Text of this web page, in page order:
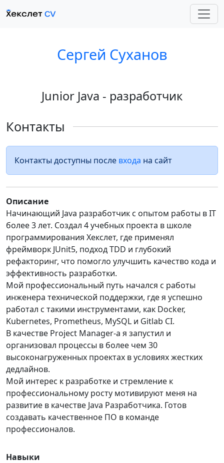
Сергей Суханов
Junior Java - разработчик
Контакты
Контакты доступны после входа на сайт
Описание
Начинающий Java разработчик с опытом работы в IT
более 3 лет. Создал 4 учебных проекта в школе
программирования Хекслет, где применял
фреймворк JUnit5, подход TDD и глубокий
рефакторинг, что помогло улучшить качество кода и
эффективность разработки.
Мой профессиональный путь начался с работы
инженера технической поддержки, где я успешно
работал с такими инструментами, как Docker,
Kubernetes, Prometheus, MySQL и Gitlab CI.
В качестве Project Manager-a я запустил и
организовал процессы в более чем 30
высоконагруженных проектах в условиях жестких
дедлайнов.
Мой интерес к разработке и стремление к
профессиональному росту мотивируют меня на
развитие в качестве Java Разработчика. Готов
создавать качественное ПО в команде
профессионалов.
Навыки